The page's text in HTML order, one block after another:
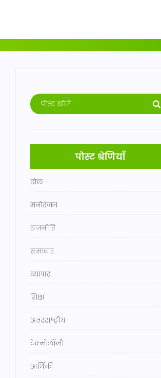
पोस्ट श्रेणियाँ
खेल
मनोरंजन
राजनीति
समाचार
व्यापार
शिक्षा
अंतरराष्ट्रीय
टेक्नोलॉजी
आर्थिकी